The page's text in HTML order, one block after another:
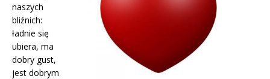
naszych
bliźnich:
ładnie się
ubiera, ma
dobry gust,
jest dobrym